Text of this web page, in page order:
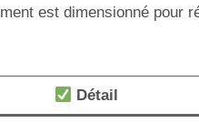
est dimensionné pour
Détail